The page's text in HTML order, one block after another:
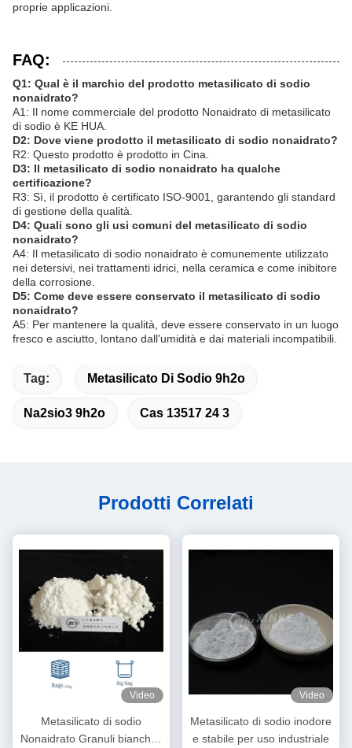
proprie applicazioni.
FAQ:
Q1: Qual è il marchio del prodotto metasilicato di sodio
nonaidrato?
A1: Il nome commerciale del prodotto Nonaidrato di metasilicato
di sodio è KE HUA.
D2: Dove viene prodotto il metasilicato di sodio nonaidrato?
R2: Questo prodotto è prodotto in Cina.
D3: Il metasilicato di sodio nonaidrato ha qualche
certificazione?
R3: Sì, il prodotto è certificato ISO-9001, garantendo gli standard
di gestione della qualità.
D4: Quali sono gli usi comuni del metasilicato di sodio
nonaidrato?
A4: Il metasilicato di sodio nonaidrato è comunemente utilizzato
nei detersivi, nei trattamenti idrici, nella ceramica e come inibitore
della corrosione.
D5: Come deve essere conservato il metasilicato di sodio
nonaidrato?
A5: Per mantenere la qualità, deve essere conservato in un luogo
fresco e asciutto, lontano dall'umidità e dai materiali incompatibili.
Tag: Metasilicato Di Sodio 9h2o
Na2sio3 9h2o Cas 13517 24 3
Prodotti Correlati
Video
Metasilicato di sodio
Nonaidrato Granuli bianchi e
Video
Metasilicato di sodio inodore
e stabile per uso industriale